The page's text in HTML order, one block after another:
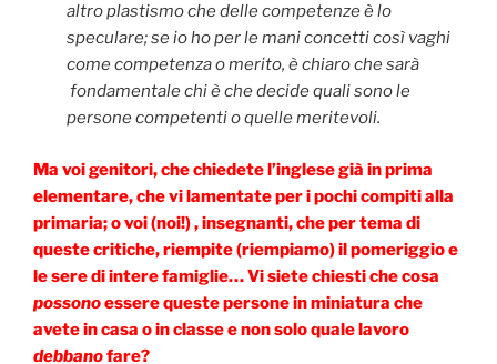
altro plastismo che delle competenze è lo
speculare; se io ho per le mani concetti così vaghi
come competenza o merito, è chiaro che sarà
fondamentale chi è che decide quali sono le
persone competenti o quelle meritevoli.
Ma voi genitori, che chiedete l’inglese già in prima
elementare, che vi lamentate per i pochi compiti alla
primaria; o voi (noi!) , insegnanti, che per tema di
queste critiche, riempite (riempiamo) il pomeriggio e
le sere di intere famiglie… Vi siete chiesti che cosa
possonoessere queste persone in miniatura che
avete in casa o in classe e non solo quale lavoro
debbanofare?